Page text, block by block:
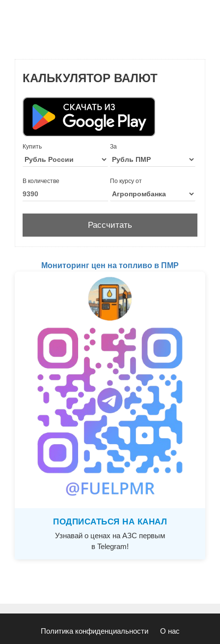
КАЛЬКУЛЯТОР ВАЛЮТ
Купить За
В количестве По курсу от
Мониторинг цен на топливо в ПМР
ПОДПИСАТЬСЯ НА КАНАЛ
Узнавай о ценах на АЗС первым
в Telegram!
Политика конфиденциальности О нас